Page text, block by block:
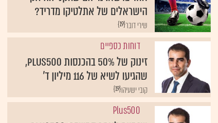
הישראלים של אתלטיקו מדריד?
{19}שירי דובר
דוחות כספיים
זינוק של 50% בהכנסות Plus500,
שהגיעו לשיא של 116 מיליון ד'
{19}קובי ישעיהו
Plus500